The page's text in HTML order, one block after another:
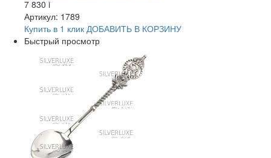
7 830 i
Артикул: 1789
Купить в 1 клик ДОБАВИТЬ В КОРЗИНУ
Быстрый просмотр